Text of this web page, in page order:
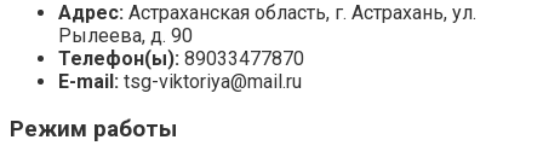
Адрес: Астраханская область, г. Астрахань, ул.
Рылеева, д. 90
Телефон(ы): 89033477870
E-mail: tsg-viktoriya@mail.ru
Режим работы